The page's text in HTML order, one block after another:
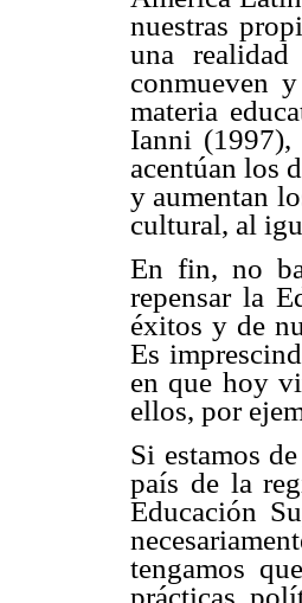
nuestras
una
conmueven
materia
Ianni (1997),
acentúan los
y aumentan
cultural, al
En fin, no
repensar la
éxitos y de
Es
en que hoy
ellos, por
Si estamos
país de la
Educación
tengamos
prácticas